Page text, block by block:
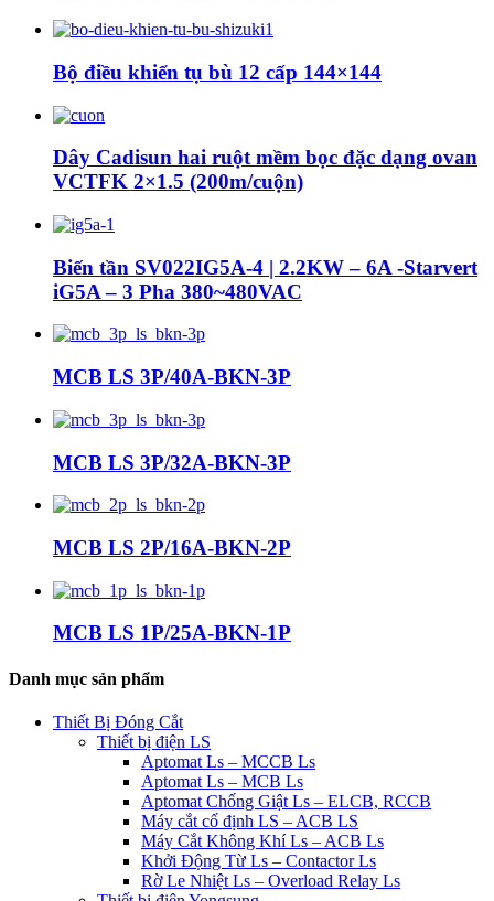
Bộ điều khiển tụ bù 12 cấp 144×144
Dây Cadisun hai ruột mềm bọc đặc dạng ovan
VCTFK 2×1.5 (200m/cuộn)
Biến tần SV022IG5A-4 | 2.2KW – 6A -Starvert
iG5A – 3 Pha 380~480VAC
MCB LS 3P/40A-BKN-3P
MCB LS 3P/32A-BKN-3P
MCB LS 2P/16A-BKN-2P
MCB LS 1P/25A-BKN-1P
Danh mục sản phẩm
Thiết Bị Đóng Cắt
Thiết bị điện LS
Aptomat Ls – MCCB Ls
Aptomat Ls – MCB Ls
Aptomat Chống Giật Ls – ELCB, RCCB
Máy cắt cố định LS – ACB LS
Máy Cắt Không Khí Ls – ACB Ls
Khởi Động Từ Ls – Contactor Ls
Rờ Le Nhiệt Ls – Overload Relay Ls